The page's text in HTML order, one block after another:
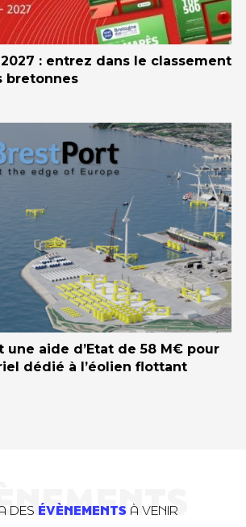
: entrez dans le classement
bretonnes
une aide d’Etat de 58 M€ pour
dédié à l’éolien flottant
DES ÉVÈNEMENTS À VENIR